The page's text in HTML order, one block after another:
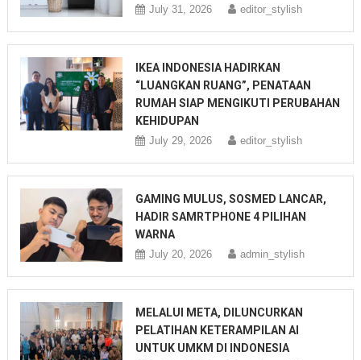
July 31, 2026 editor_stylish
IKEA INDONESIA HADIRKAN
“LUANGKAN RUANG”, PENATAAN
RUMAH SIAP MENGIKUTI PERUBAHAN
KEHIDUPAN
July 29, 2026 editor_stylish
GAMING MULUS, SOSMED LANCAR,
HADIR SAMRTPHONE 4 PILIHAN
WARNA
July 20, 2026 admin_stylish
MELALUI META, DILUNCURKAN
PELATIHAN KETERAMPILAN AI
UNTUK UMKM DI INDONESIA